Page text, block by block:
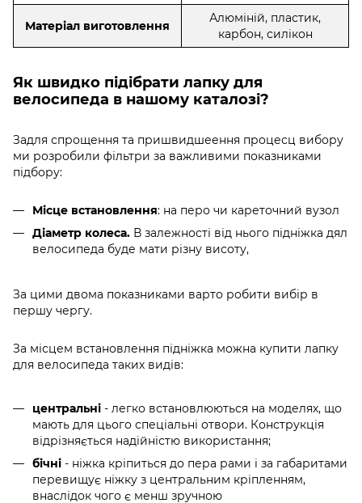
Матеріал виготовлення
Алюміній, пластик,
карбон, силікон
Як швидко підібрати лапку для
велосипеда в нашому каталозі?
Задля спрощення та пришвидшеення процесц вибору
ми розробили фільтри за важливими показниками
підбору:
Місце встановлення: на перо чи кареточний вузол
Діаметр колеса. В залежності від нього підніжка дял
велосипеда буде мати різну висоту,
За цими двома показниками варто робити вибір в
першу чергу.
За місцем встановлення підніжка можна купити лапку
для велосипеда таких видів:
центральні - легко встановлюються на моделях, що
мають для цього спеціальні отвори. Конструкція
відрізняється надійністю використання;
бічні - ніжка кріпиться до пера рами і за габаритами
перевищує ніжку з центральним кріпленням,
внаслідок чого є менш зручною